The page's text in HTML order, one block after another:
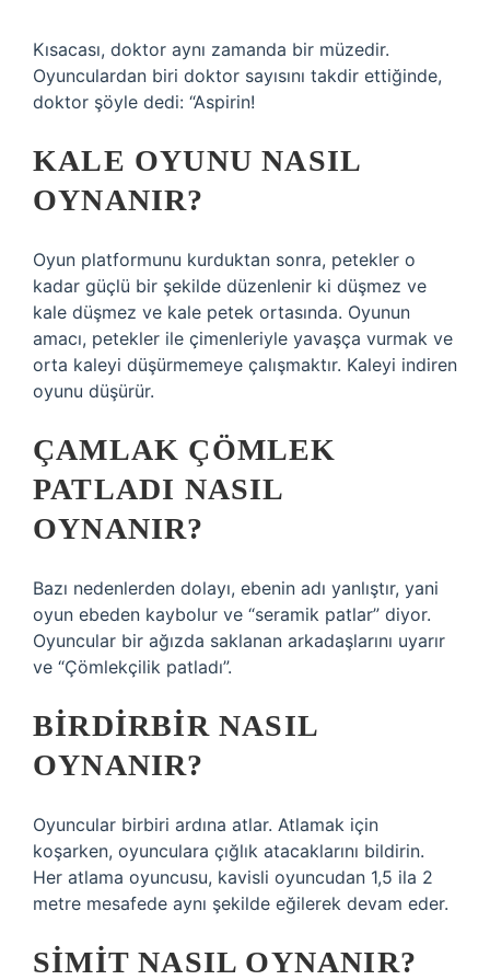
Kısacası, doktor aynı zamanda bir müzedir.
Oyunculardan biri doktor sayısını takdir ettiğinde,
doktor şöyle dedi: “Aspirin!
KALE OYUNU NASIL
OYNANIR?
Oyun platformunu kurduktan sonra, petekler o
kadar güçlü bir şekilde düzenlenir ki düşmez ve
kale düşmez ve kale petek ortasında. Oyunun
amacı, petekler ile çimenleriyle yavaşça vurmak ve
orta kaleyi düşürmemeye çalışmaktır. Kaleyi indiren
oyunu düşürür.
ÇAMLAK ÇÖMLEK
PATLADI NASIL
OYNANIR?
Bazı nedenlerden dolayı, ebenin adı yanlıştır, yani
oyun ebeden kaybolur ve “seramik patlar” diyor.
Oyuncular bir ağızda saklanan arkadaşlarını uyarır
ve “Çömlekçilik patladı”.
BIRDIRBIR NASIL
OYNANIR?
Oyuncular birbiri ardına atlar. Atlamak için
koşarken, oyunculara çığlık atacaklarını bildirin.
Her atlama oyuncusu, kavisli oyuncudan 1,5 ila 2
metre mesafede aynı şekilde eğilerek devam eder.
SIMIT NASIL OYNANIR?